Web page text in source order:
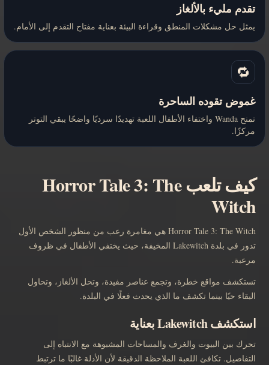
تقدم مليء بالألغاز
يمثل حل مشكلات المنطق وقراءة البيئة بعناية مفتاح التقدم إلى الأمام.
🔁
غموض تقوده الساحرة
تمنح Wanda واختفاء الأطفال اللعبة تهديدًا سرديًا واضحًا يبقي التوتر
مركزًا.
كيف تلعب Horror Tale 3: The
Witch
Horror Tale 3: The Witch هي مغامرة رعب من منظور الشخص الأول
تدور في بلدة Lakewitch المخيفة، حيث يختفي الأطفال في ظروف
مرعبة.
تستكشف مواقع خطرة، وتجمع عناصر مفيدة، وتحل الألغاز، وتحاول
البقاء حيًا بينما تكشف ما الذي يحدث فعلًا في البلدة.
استكشف Lakewitch بعناية
تحرك بين البيوت والغرف والمساحات المشبوهة مع الانتباه إلى
التفاصيل. تكافئ اللعبة الملاحظة الدقيقة لأن الأدلة غالبًا ما ترتبط